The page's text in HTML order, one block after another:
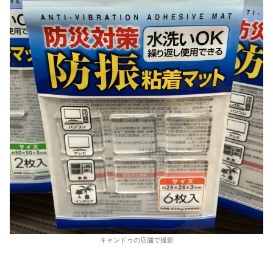
キャンドゥの店舗で撮影